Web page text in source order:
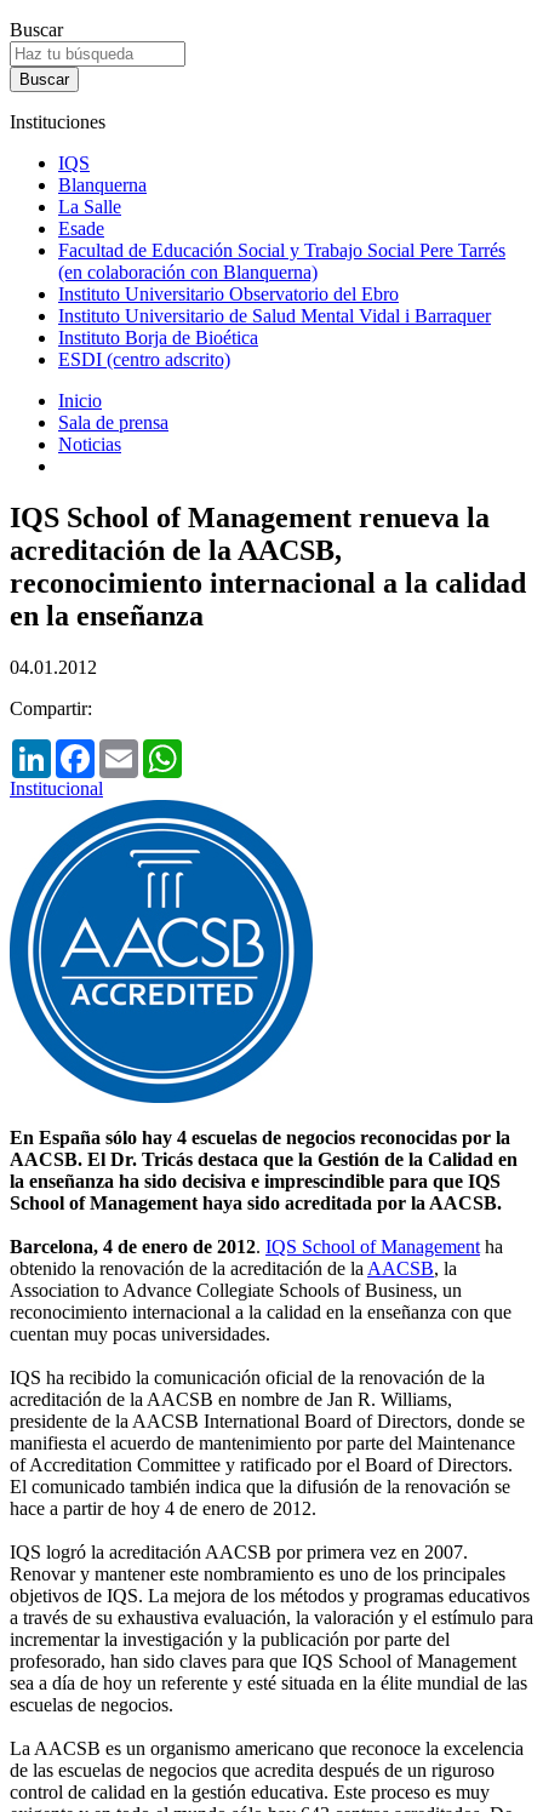
Buscar
Instituciones
IQS
Blanquerna
La Salle
Esade
Facultad de Educación Social y Trabajo Social Pere Tarrés
(en colaboración con Blanquerna)
Instituto Universitario Observatorio del Ebro
Instituto Universitario de Salud Mental Vidal i Barraquer
Instituto Borja de Bioética
ESDI (centro adscrito)
Inicio
Sala de prensa
Noticias
IQS School of Management renueva la
acreditación de la AACSB,
reconocimiento internacional a la calidad
en la enseñanza
04.01.2012
Compartir:
LinkedInFacebook
Email
Institucional
En España sólo hay 4 escuelas de negocios reconocidas por la
AACSB. El Dr. Tricás destaca que la Gestión de la Calidad en
la enseñanza ha sido decisiva e imprescindible para que IQS
School of Management haya sido acreditada por la AACSB.
Barcelona, 4 de enero de 2012. IQS School of Management ha
obtenido la renovación de la acreditación de la AACSB, la
Association to Advance Collegiate Schools of Business, un
reconocimiento internacional a la calidad en la enseñanza con que
cuentan muy pocas universidades.
IQS ha recibido la comunicación oficial de la renovación de la
acreditación de la AACSB en nombre de Jan R. Williams,
presidente de la AACSB International Board of Directors, donde se
manifiesta el acuerdo de mantenimiento por parte del Maintenance
of Accreditation Committee y ratificado por el Board of Directors.
El comunicado también indica que la difusión de la renovación se
hace a partir de hoy 4 de enero de 2012.
IQS logró la acreditación AACSB por primera vez en 2007.
Renovar y mantener este nombramiento es uno de los principales
objetivos de IQS. La mejora de los métodos y programas educativos
a través de su exhaustiva evaluación, la valoración y el estímulo para
incrementar la investigación y la publicación por parte del
profesorado, han sido claves para que IQS School of Management
sea a día de hoy un referente y esté situada en la élite mundial de las
escuelas de negocios.
La AACSB es un organismo americano que reconoce la excelencia
de las escuelas de negocios que acredita después de un riguroso
control de calidad en la gestión educativa. Este proceso es muy